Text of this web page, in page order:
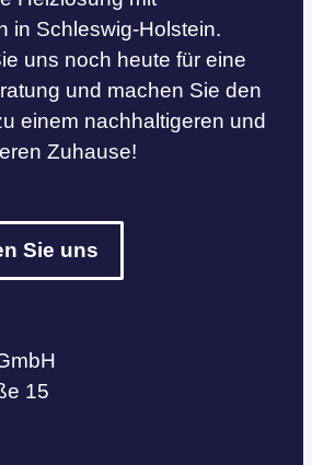
in Schleswig-Holstein.
uns noch heute für eine
und machen Sie den
einem nachhaltigeren und
Zuhause!
Sie uns
15